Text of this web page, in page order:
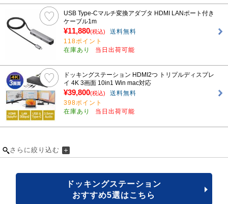
USB Type-Cマルチ変換アダプタ HDMI LANポート付き
ケーブル1m
¥11,880(税込)
送料無料
118ポイント
在庫あり
当日出荷可能
ドッキングステーション HDMI2つ トリプルディスプレ
イ 4K 3画面 10in1 Win mac対応
¥39,800(税込)
送料無料
398ポイント
在庫あり
当日出荷可能
さらに絞り込む
ドッキングステーション
おすすめ5選はこちら